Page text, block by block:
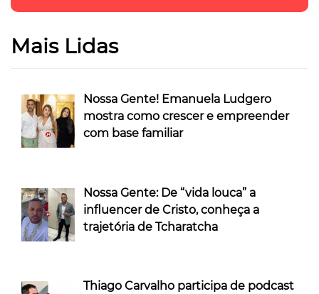
Mais Lidas
Nossa Gente! Emanuela Ludgero
mostra como crescer e empreender
com base familiar
Nossa Gente: De “vida louca” a
influencer de Cristo, conheça a
trajetória de Tcharatcha
Thiago Carvalho participa de podcast